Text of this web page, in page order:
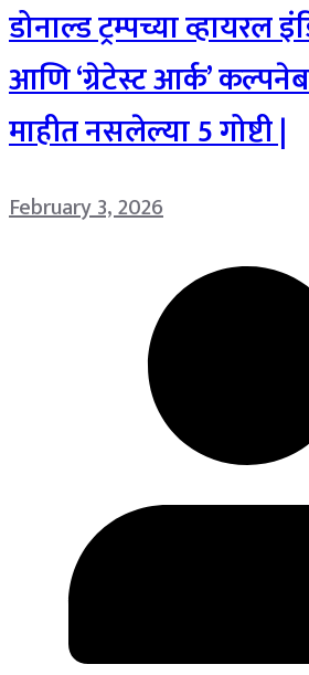
डोनाल्ड ट्रम्पच्या व्हायरल
आणि ‘ग्रेटेस्ट आर्क’
माहीत नसलेल्या 5 गोष्टी |
February 3, 2026